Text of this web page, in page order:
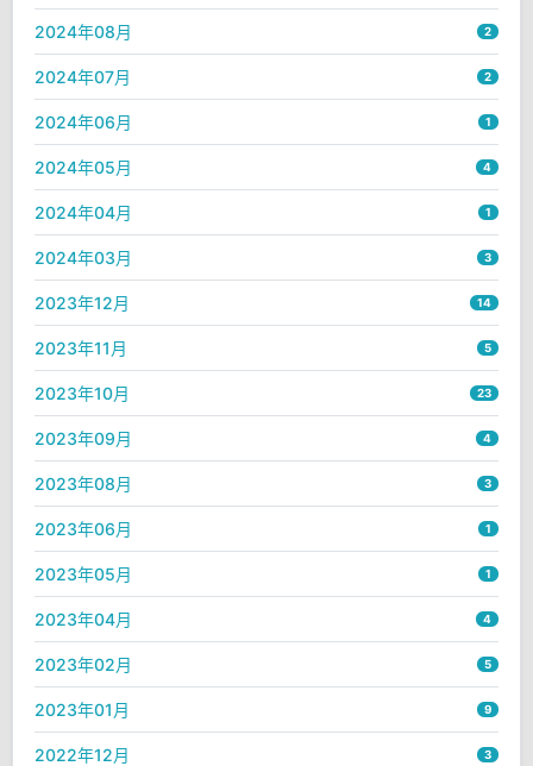
2024年08月 2
2024年07月 2
2024年06月 1
2024年05月 4
2024年04月 1
2024年03月 3
2023年12月 14
2023年11月 5
2023年10月 23
2023年09月 4
2023年08月 3
2023年06月 1
2023年05月 1
2023年04月 4
2023年02月 5
2023年01月 9
2022年12月 3